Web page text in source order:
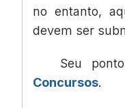
no entanto,
devem ser
Seu
Concursos.